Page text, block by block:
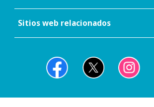
Sitios web relacionados